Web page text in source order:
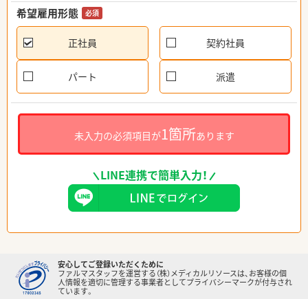
希望雇用形態 必須
正社員 契約社員
パート 派遣
未入力の必須項目が1箇所あります
LINE連携で簡単入力！
安心してご登録いただくために
ファルマスタッフを運営する（株）メディカルリソースは、お客様の個
人情報を適切に管理する事業者としてプライバシーマークが付与され
ています。